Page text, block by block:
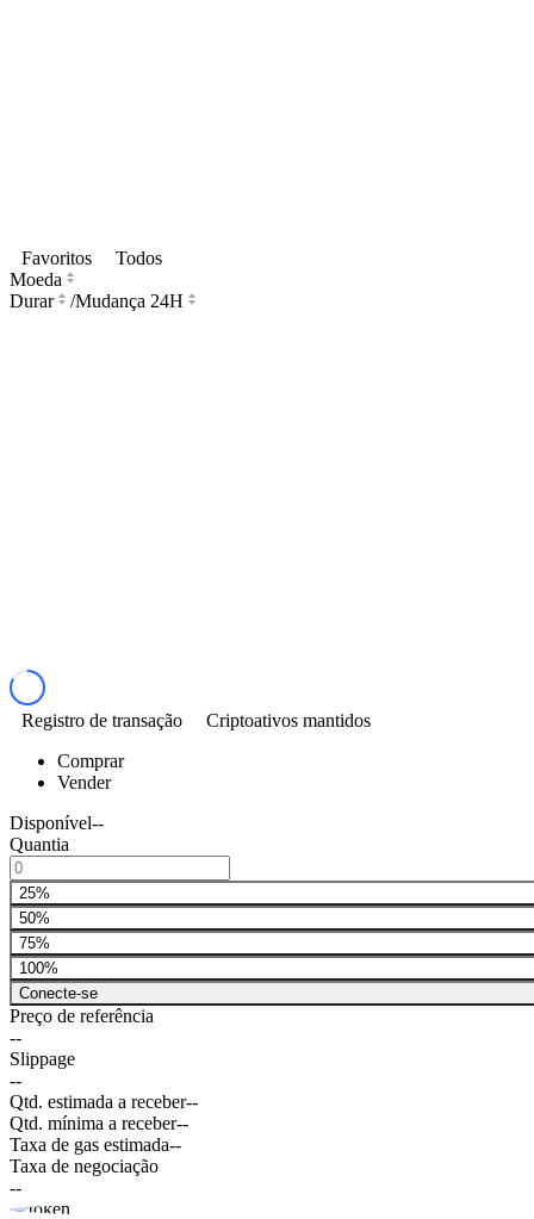
Favoritos
Todos
Moeda
Durar
/Mudança 24H
Registro de transação
Criptoativos mantidos
Comprar
Vender
Disponível--
Quantia
25%
50%
75%
100%
Conecte-se
Preço de referência
--
Slippage
--
Qtd. estimada a receber--
Qtd. mínima a receber--
Taxa de gas estimada--
Taxa de negociação
--